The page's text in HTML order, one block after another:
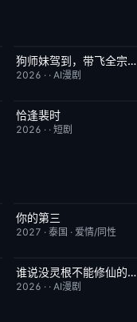
完结 10.0狗师妹驾到，带飞全宗门成团宠
2026 · ·AI漫剧
完结
恰逢裴时
2026 · ·短剧
更新至第02集
你的第三
2027 ·泰国 · 爱情/同性
完结 5.0谁说没灵根不能修仙的？之无灵证道第五季
2026 · ·AI漫剧